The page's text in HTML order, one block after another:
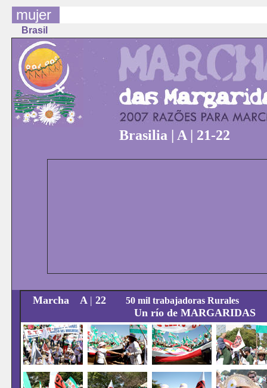
mujer
Brasil
Brasilia | A | 21-22
Marcha A | 22 50 mil trabajadoras Rurales
Un río de MARGARIDAS